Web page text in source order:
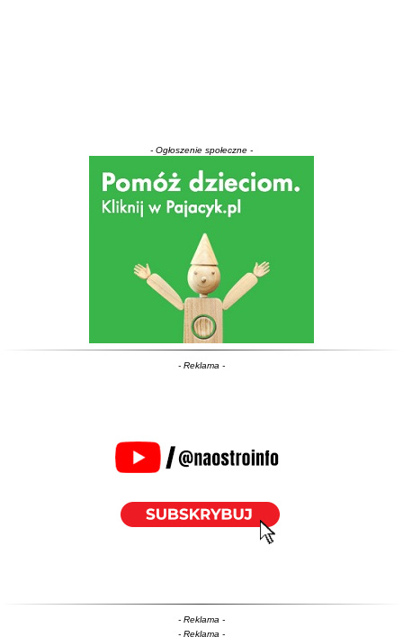
- Ogłoszenie społeczne -
- Reklama -
- Reklama -
- Reklama -